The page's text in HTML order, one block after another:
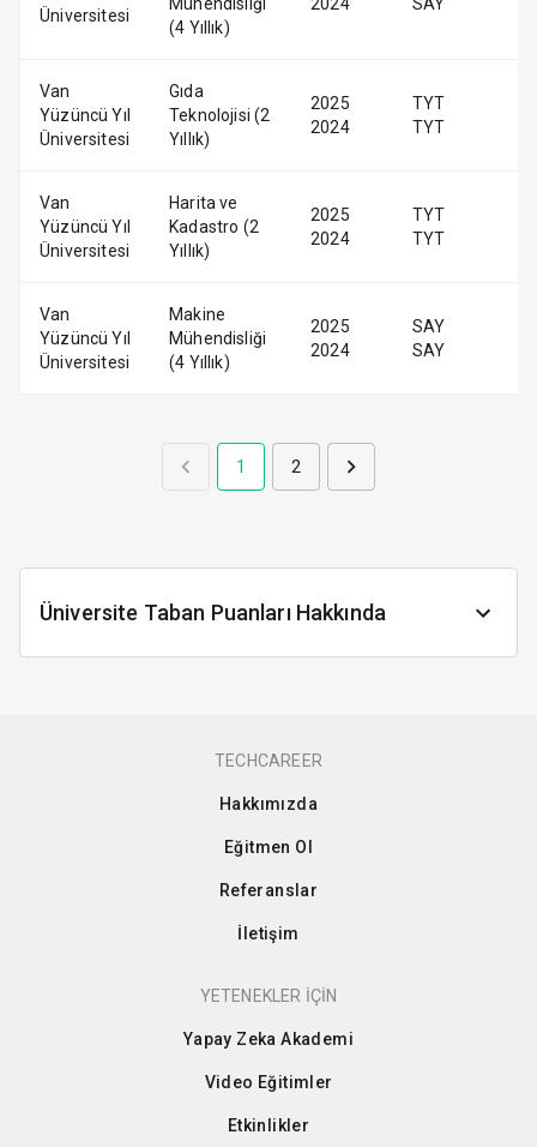
Üniversitesi
(4 Yıllık)
Van
Yüzüncü Yıl
Üniversitesi
Gıda
Teknolojisi (2
Yıllık)
2025
2024
TYT
TYT
Van
Yüzüncü Yıl
Üniversitesi
Harita ve
Kadastro (2
Yıllık)
2025
2024
TYT
TYT
Van
Yüzüncü Yıl
Üniversitesi
Makine
Mühendisliği
(4 Yıllık)
2025
2024
SAY
SAY
1 2
Üniversite Taban Puanları Hakkında
TECHCAREER
Hakkımızda
Eğitmen Ol
Referanslar
İletişim
YETENEKLER İÇİN
Yapay Zeka Akademi
Video Eğitimler
Etkinlikler